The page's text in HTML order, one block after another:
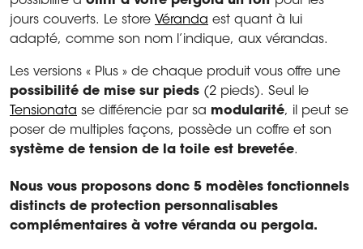
jours couverts. Le store Véranda est quant à lui
adapté, comme son nom l’indique, aux vérandas.
Les versions « Plus » de chaque produit vous offre une
possibilité de mise sur pieds (2 pieds). Seul le
Tensionata se différencie par sa modularité, il peut se
poser de multiples façons, possède un coffre et son
système de tension de la toile est brevetée.
Nous vous proposons donc 5 modèles fonctionnels
distincts de protection personnalisables
complémentaires à votre véranda ou pergola.